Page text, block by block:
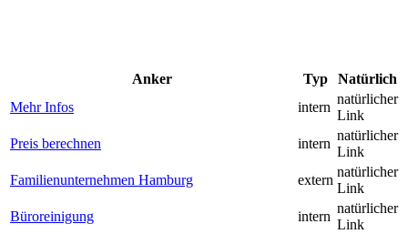
Anker Typ
Natürlich
Mehr Infos
intern
natürlicher
Link
Preis berechnen
intern
natürlicher
Link
Familienunternehmen Hamburg
extern
natürlicher
Link
Büroreinigung
intern
natürlicher
Link